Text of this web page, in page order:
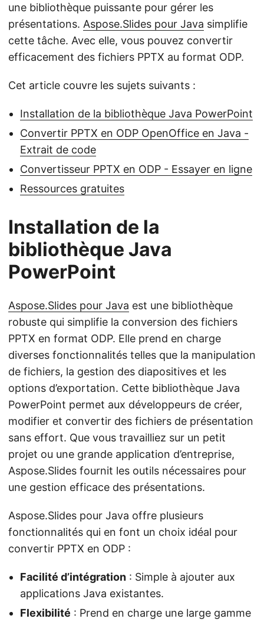
une bibliothèque puissante pour gérer les
présentations. Aspose.Slides pour Java simplifie
cette tâche. Avec elle, vous pouvez convertir
efficacement des fichiers PPTX au format ODP.
Cet article couvre les sujets suivants :
Installation de la bibliothèque Java PowerPoint
Convertir PPTX en ODP OpenOffice en Java -
Extrait de code
Convertisseur PPTX en ODP - Essayer en ligne
Ressources gratuites
Installation de la
bibliothèque Java
PowerPoint
Aspose.Slides pour Java est une bibliothèque
robuste qui simplifie la conversion des fichiers
PPTX en format ODP. Elle prend en charge
diverses fonctionnalités telles que la manipulation
de fichiers, la gestion des diapositives et les
options d’exportation. Cette bibliothèque Java
PowerPoint permet aux développeurs de créer,
modifier et convertir des fichiers de présentation
sans effort. Que vous travailliez sur un petit
projet ou une grande application d’entreprise,
Aspose.Slides fournit les outils nécessaires pour
une gestion efficace des présentations.
Aspose.Slides pour Java offre plusieurs
fonctionnalités qui en font un choix idéal pour
convertir PPTX en ODP :
Facilité d’intégration : Simple à ajouter aux
applications Java existantes.
Flexibilité : Prend en charge une large gamme